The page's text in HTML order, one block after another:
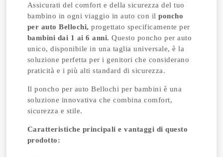
Assicurati del comfort e della sicurezza del tuo
bambino in ogni viaggio in auto con ilponcho
per auto Bellochi,progettato specificamente per
bambini dai 1 ai 6 anni.Questo poncho per auto
unico, disponibile in una taglia universale, è la
soluzione perfetta per i genitori che considerano
praticità e i più alti standard di sicurezza.
Il poncho per auto Bellochi per bambini è una
soluzione innovativa che combina comfort,
sicurezza e stile.
Caratteristiche principali e vantaggi di questo
prodotto: